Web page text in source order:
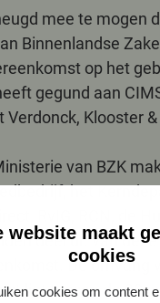
website maakt
cookies
cookies om content
mee te mogen
Binnenlandse
op het
gegund aan
Verdonck, Klooster
van BZK
het
deel uit van deze
De omvang
ligt tussen de 90